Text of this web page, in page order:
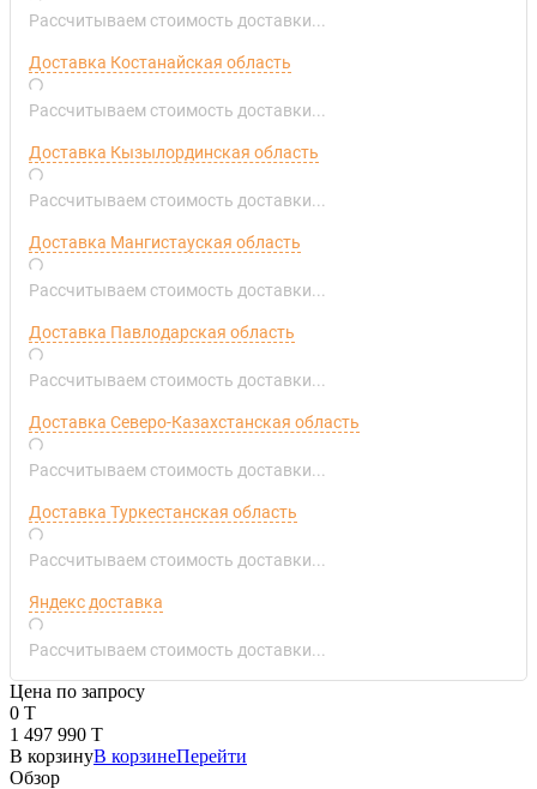
Рассчитываем стоимость доставки...
Доставка Костанайская область
Рассчитываем стоимость доставки...
Доставка Кызылординская область
Рассчитываем стоимость доставки...
Доставка Мангистауская область
Рассчитываем стоимость доставки...
Доставка Павлодарская область
Рассчитываем стоимость доставки...
Доставка Северо-Казахстанская область
Рассчитываем стоимость доставки...
Доставка Туркестанская область
Рассчитываем стоимость доставки...
Яндекс доставка
Рассчитываем стоимость доставки...
Цена по запросу
0 T
1 497 990 T
В корзинуВ корзинеПерейти
Обзор